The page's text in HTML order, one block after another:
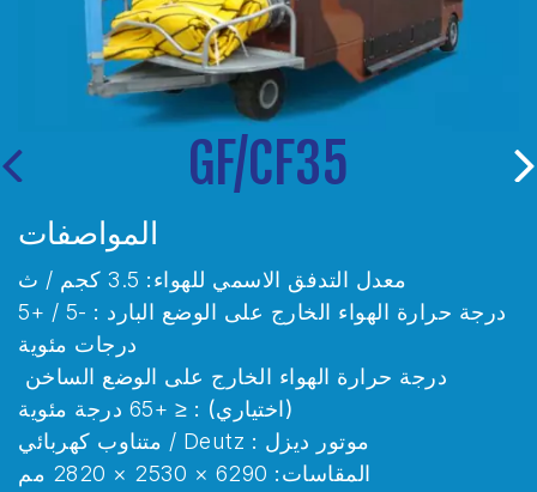
GF/CF35
المواصفات
معدل التدفق الاسمي للهواء:
درجة حرارة الهواء الخارج على الوضع البارد :
-5 / +5
درجات مئوية
درجة حرارة الهواء الخارج على الوضع الساخن
(اختياري) : ≤ +65 درجة مئوية
موتور ديزل :
المقاسات: